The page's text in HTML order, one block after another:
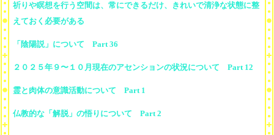
祈りや瞑想を行う空間は、常にできるだけ、きれいで清浄な状態に整
えておく必要がある
「陰陽説」について Part 36
２０２５年９〜１０月現在のアセンションの状況について Part 12
霊と肉体の意識活動について Part 1
仏教的な「解脱」の悟りについて Part 2